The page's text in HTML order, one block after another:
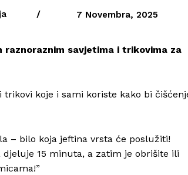
/ 7 Novembra, 2025
savjetima i trikovima za
koje i sami koriste kako bi
– bilo koja jeftina vrsta će poslužiti!
15 minuta, a zatim je obrišite ili